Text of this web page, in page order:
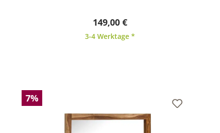
149,00 €
3-4 Werktage *
7%